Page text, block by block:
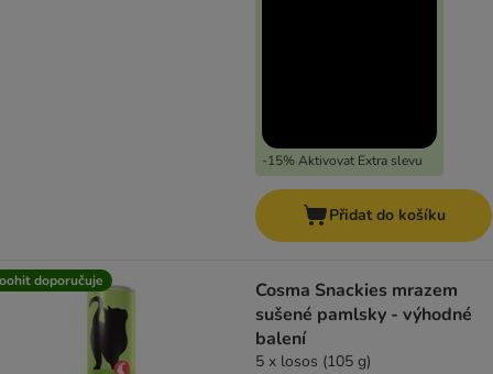
-15% Aktivovat Extra slevu
Přidat do košíku
doporučuje
Cosma Snackies mrazem
sušené pamlsky - výhodné
balení
5 x losos (105 g)